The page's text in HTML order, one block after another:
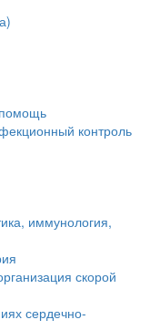
контроль
иммунология,
скорой
сердечно-